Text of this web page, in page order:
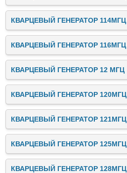
КВАРЦЕВЫЙ ГЕНЕРАТОР 114МГЦ
КВАРЦЕВЫЙ ГЕНЕРАТОР 116МГЦ
КВАРЦЕВЫЙ ГЕНЕРАТОР 12 МГЦ
КВАРЦЕВЫЙ ГЕНЕРАТОР 120МГЦ
КВАРЦЕВЫЙ ГЕНЕРАТОР 121МГЦ
КВАРЦЕВЫЙ ГЕНЕРАТОР 125МГЦ
КВАРЦЕВЫЙ ГЕНЕРАТОР 128МГЦ